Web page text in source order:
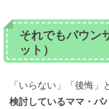
それでもバウン
ット）
「いらない」「後悔
検討しているママ・パ